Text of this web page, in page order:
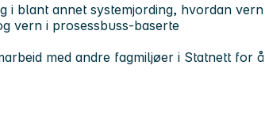
i blant annet systemjording, hvordan vern
vern i prosessbuss-baserte
med andre fagmiljøer i Statnett for å